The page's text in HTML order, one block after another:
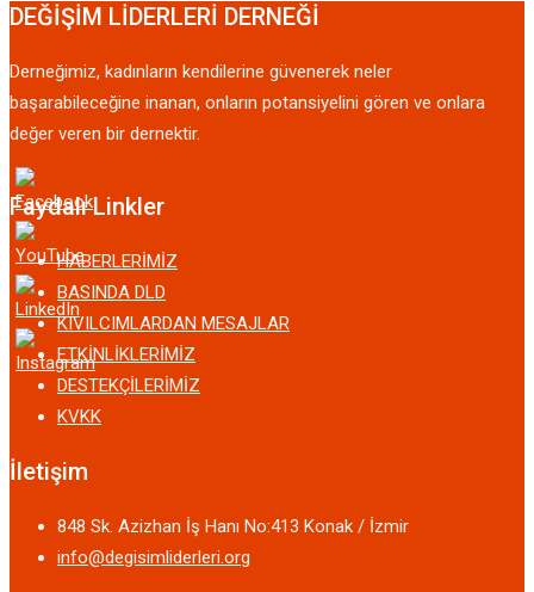
DEĞİŞİM LİDERLERİ DERNEĞİ
Derneğimiz, kadınların kendilerine güvenerek neler
başarabileceğine inanan, onların potansiyelini gören ve onlara
değer veren bir dernektir.
Faydalı Linkler
HABERLERİMİZ
BASINDA DLD
KIVILCIMLARDAN MESAJLAR
ETKİNLİKLERİMİZ
DESTEKÇİLERİMİZ
KVKK
İletişim
848 Sk. Azizhan İş Hanı No:413 Konak / İzmir
info@degisimliderleri.org